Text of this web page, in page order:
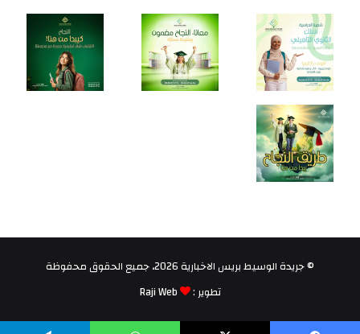
© جريدة الوسيط بريس الاخبارية 2026، جميع الحقوق محفوظة
تطوير :
Raji Web